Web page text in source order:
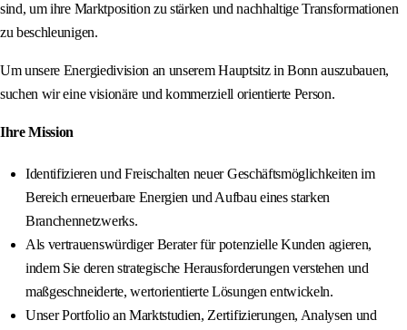
sind, um ihre Marktposition zu stärken und nachhaltige Transformationen
zu beschleunigen.
Um unsere Energiedivision an unserem Hauptsitz in Bonn auszubauen,
suchen wir eine visionäre und kommerziell orientierte Person.
Ihre Mission
Identifizieren und Freischalten neuer Geschäftsmöglichkeiten im
Bereich erneuerbare Energien und Aufbau eines starken
Branchennetzwerks.
Als vertrauenswürdiger Berater für potenzielle Kunden agieren,
indem Sie deren strategische Herausforderungen verstehen und
maßgeschneiderte, wertorientierte Lösungen entwickeln.
Unser Portfolio an Marktstudien, Zertifizierungen, Analysen und